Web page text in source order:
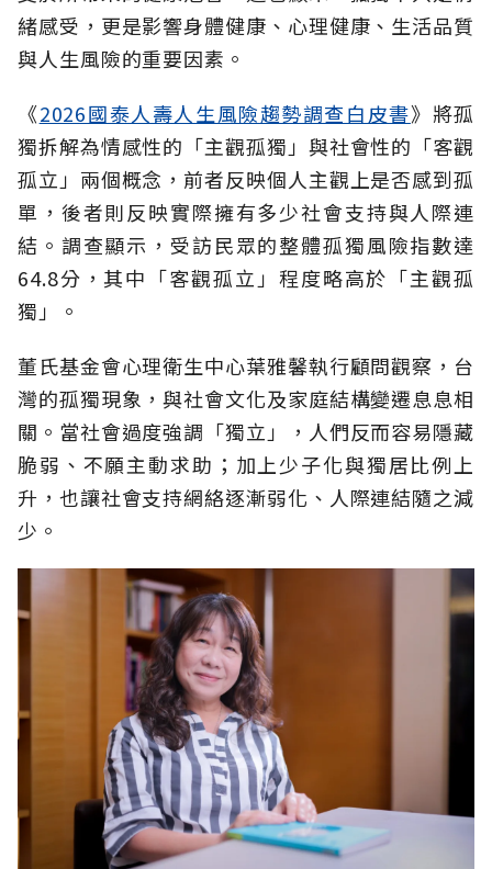
緒感受，更是影響身體健康、心理健康、生活品質
與人生風險的重要因素。
《2026國泰人壽人生風險趨勢調查白皮書》將孤
獨拆解為情感性的「主觀孤獨」與社會性的「客觀
孤立」兩個概念，前者反映個人主觀上是否感到孤
單，後者則反映實際擁有多少社會支持與人際連
結。調查顯示，受訪民眾的整體孤獨風險指數達
64.8分，其中「客觀孤立」程度略高於「主觀孤
獨」。
董氏基金會心理衛生中心葉雅馨執行顧問觀察，台
灣的孤獨現象，與社會文化及家庭結構變遷息息相
關。當社會過度強調「獨立」，人們反而容易隱藏
脆弱、不願主動求助；加上少子化與獨居比例上
升，也讓社會支持網絡逐漸弱化、人際連結隨之減
少。